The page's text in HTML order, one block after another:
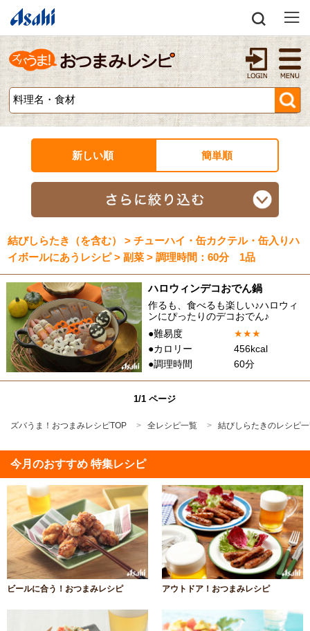
新しい順 簡単順
結びしらたき（を含む） > チューハイ・缶カクテル・缶入りハ
イボールにあうレシピ > 副菜 > 調理時間：60分 1品
ハロウィンデコおでん鍋
作るも、食べるも楽しい♪ハロウィ
ンにぴったりのデコおでん♪
●難易度
★★★
●カロリー
456kcal
●調理時間
60分
1/1 ページ
ズバうま！おつまみレシピTOP 全レシピ一覧 結びしらたきのレシピ
今月のおすすめ 特集レシピ
ビールに合う！おつまみレシピ アウトドア！おつまみレシピ